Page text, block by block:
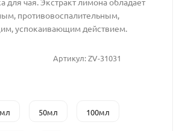
противовоспалительным,
успокаивающим действием.
Артикул:ZV-31031
50мл 100мл